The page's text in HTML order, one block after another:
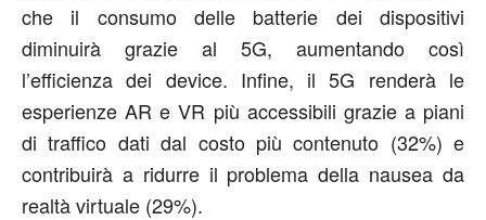
che il consumo delle batterie dei dispositivi
diminuirà grazie al 5G, aumentando così
l’efficienza dei device. Infine, il 5G renderà le
esperienze AR e VR più accessibili grazie a piani
di traffico dati dal costo più contenuto (32%) e
contribuirà a ridurre il problema della nausea da
realtà virtuale (29%).